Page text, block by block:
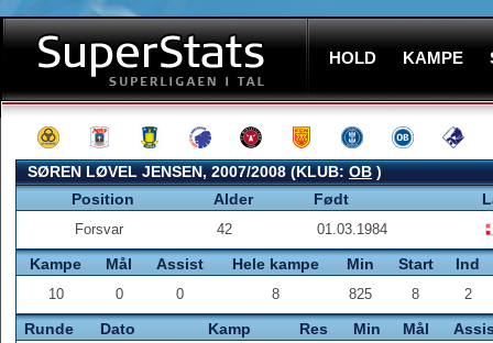
HOLD KAMPE
SØREN LØVEL JENSEN, 2007/2008 (KLUB:OB)
Position
Alder Født
Forsvar 42 01.03.1984
Kampe Mål Assist Hele kampe Min Start Ind
10 0 0 8 825 8 2
Runde Dato Kamp Res Min Mål